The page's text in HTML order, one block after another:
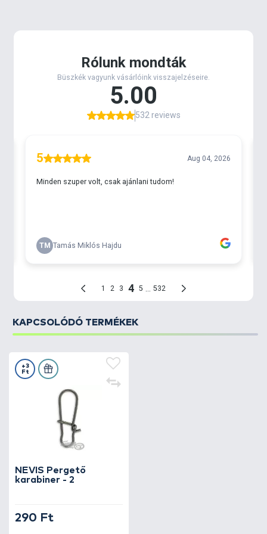
KAPCSOLÓDÓ TERMÉKEK
NEVIS Pergető
karabiner - 2
+3
Ft
290 Ft